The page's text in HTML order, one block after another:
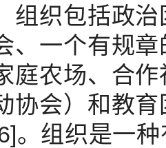
组织包括政
、一个有规
庭农场、合
协会）和教
。组织是一